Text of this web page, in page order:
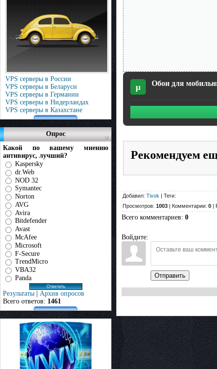
VPS серверы в России
VPS серверы в Беларуси
VPS серверы в Германии
VPS серверы в Нидерландах
VPS серверы в Казахстане
Опрос
Какой по вашему мнению
антивирус, лучший?
Kaspersky
dr.Web
NOD 32
Symantec
Norton
AVG
Avira
Bitdefender
Avast
McAfee
Microsoft
F-Secure
TrendMicro
VBA32
Panda
Результаты | Архив опросов
Всего ответов: 1461
µ Обои для
Рекомендуем
Добавил: Tivok | Теги:
Просмотров: 1003 | Комментарии: 0 |
Всего комментариев: 0
Войдите:
Отправить